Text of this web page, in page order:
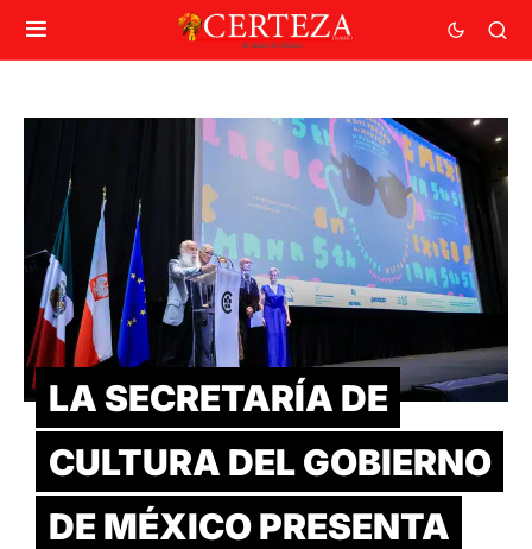
LA SECRETARÍA DE
CULTURA DEL GOBIERNO
DE MÉXICO PRESENTA